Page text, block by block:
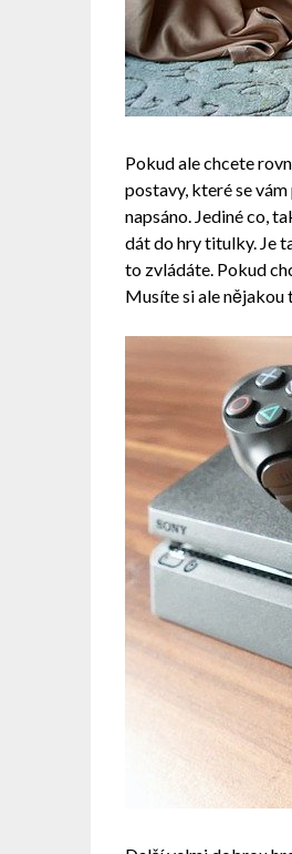
Pokud ale chcete
postavy, které se
napsáno. Jediné co,
dát do hry titulky. Je
to zvládáte. Pokud
Musíte si ale nějakou